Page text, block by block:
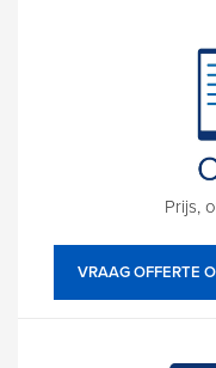
Prijs,
VRAAG OFFERTE